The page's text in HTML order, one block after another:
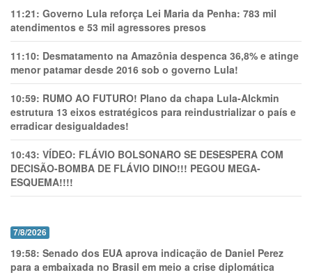
11:21: Governo Lula reforça Lei Maria da Penha: 783 mil
atendimentos e 53 mil agressores presos
11:10: Desmatamento na Amazônia despenca 36,8% e atinge
menor patamar desde 2016 sob o governo Lula!
10:59: RUMO AO FUTURO! Plano da chapa Lula-Alckmin
estrutura 13 eixos estratégicos para reindustrializar o país e
erradicar desigualdades!
10:43: VÍDEO: FLÁVIO BOLSONARO SE DESESPERA COM
DECISÃO-BOMBA DE FLÁVIO DINO!!! PEGOU MEGA-
ESQUEMA!!!!
7/8/2026
19:58: Senado dos EUA aprova indicação de Daniel Perez
para a embaixada no Brasil em meio a crise diplomática